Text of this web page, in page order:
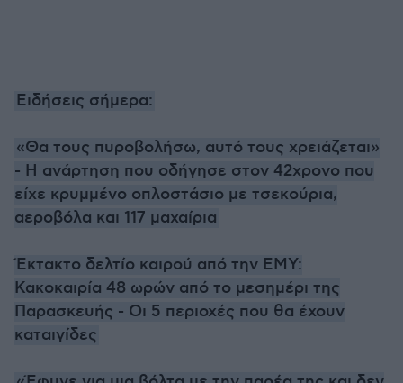
Ειδήσεις σήμερα:
«Θα τους πυροβολήσω, αυτό τους χρειάζεται»
- Η ανάρτηση που οδήγησε στον 42χρονο που
είχε κρυμμένο οπλοστάσιο με τσεκούρια,
αεροβόλα και 117 μαχαίρια
Έκτακτο δελτίο καιρού από την ΕΜΥ:
Κακοκαιρία 48 ωρών από το μεσημέρι της
Παρασκευής - Οι 5 περιοχές που θα έχουν
καταιγίδες